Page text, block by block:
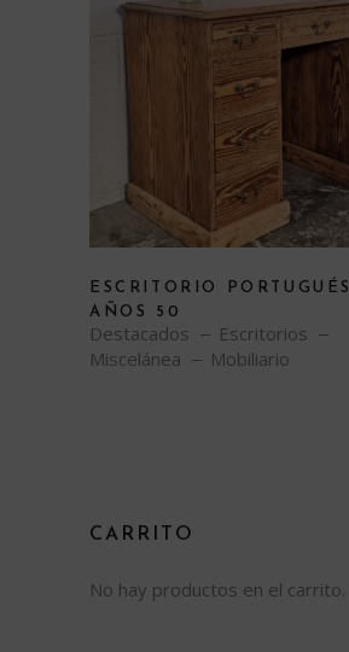
ESCRITORIO PORTUGUÉS
AÑOS 50
Destacados
Escritorios
Miscelánea
Mobiliario
CARRITO
No hay productos en el carrito.